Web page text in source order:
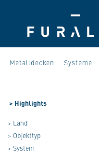
Metalldecken Systeme
> Highlights
> Land
> Objekttyp
> System